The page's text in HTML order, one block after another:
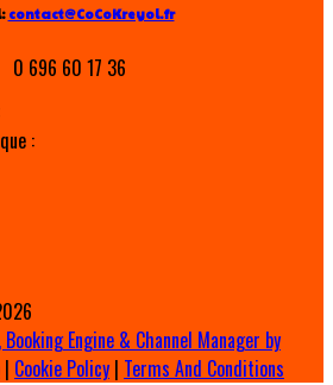
contact@CoCoKreyol.fr
0 696 60 17 36
:
Engine & Channel Manager by
| Cookie Policy | Terms And Conditions